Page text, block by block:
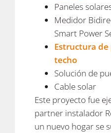
Paneles
Medidor
Smart Power
Estructura de
techo
Solución de
Cable solar
Este proyecto fue
partner instalador
un nuevo hogar se